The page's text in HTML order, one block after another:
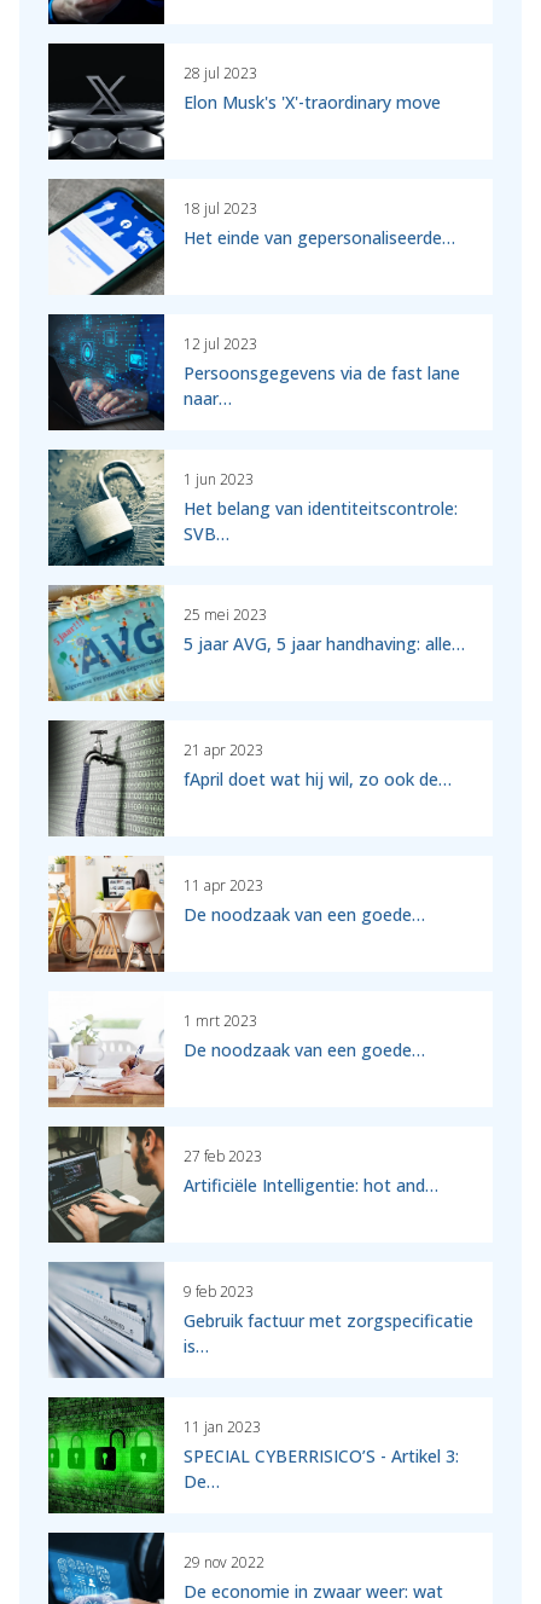
28 jul 2023
Elon Musk's 'X'-traordinary move
18 jul 2023
Het einde van gepersonaliseerde…
12 jul 2023
Persoonsgegevens via de fast lane
naar…
1 jun 2023
Het belang van identiteitscontrole:
SVB…
25 mei 2023
5 jaar AVG, 5 jaar handhaving: alle…
21 apr 2023
fApril doet wat hij wil, zo ook de…
11 apr 2023
De noodzaak van een goede…
1 mrt 2023
De noodzaak van een goede…
27 feb 2023
Artificiële Intelligentie: hot and…
9 feb 2023
Gebruik factuur met zorgspecificatie
is…
11 jan 2023
SPECIAL CYBERRISICO’S - Artikel 3:
De…
29 nov 2022
De economie in zwaar weer: wat